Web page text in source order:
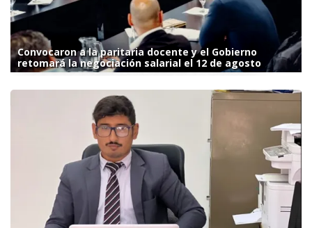
Convocaron a la paritaria docente y el Gobierno
retomará la negociación salarial el 12 de agosto